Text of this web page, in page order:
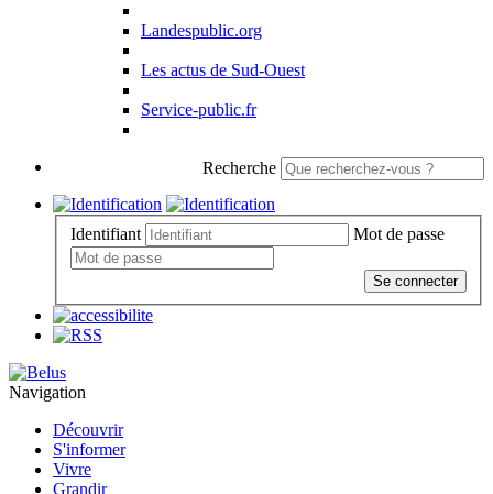
Landespublic.org
Les actus de Sud-Ouest
Service-public.fr
Recherche
Identifiant Mot de passe
Se connecter
Navigation
Découvrir
S'informer
Vivre
Grandir